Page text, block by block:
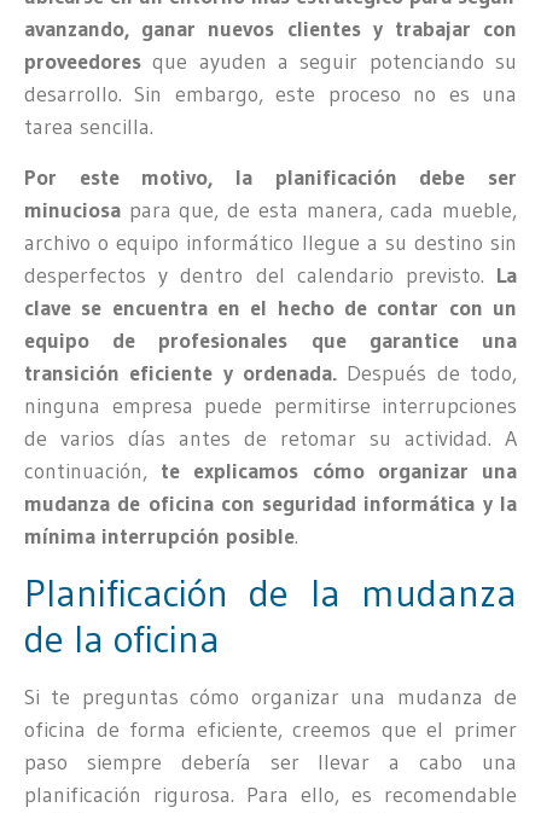
avanzando, ganar nuevos clientes y trabajar con
proveedoresque ayuden a seguir potenciando su
desarrollo. Sin embargo, este proceso no es una
tarea sencilla.
Por este motivo, la planificación debe ser
minuciosa para que, de esta manera, cada mueble,
archivo o equipo informático llegue a su destino sin
desperfectos y dentro del calendario previsto. La
clave se encuentra en el hecho de contar con un
equipo de profesionales que garantice una
transición eficiente y ordenada. Después de todo,
ninguna empresa puede permitirse interrupciones
de varios días antes de retomar su actividad. A
continuación, te explicamos cómo organizar una
mudanza de oficina con seguridad informática y la
mínima interrupción posible.
Planificación de la mudanza
de la oficina
Si te preguntas cómo organizar una mudanza de
oficina de forma eficiente, creemos que el primer
paso siempre debería ser llevar a cabo una
planificación rigurosa. Para ello, es recomendable